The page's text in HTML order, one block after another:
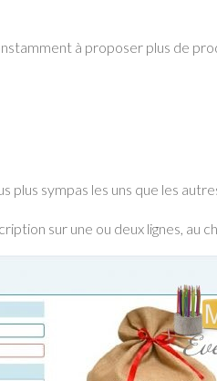
à proposer plus de
plus sympas les uns que les
sur une ou deux lignes, au